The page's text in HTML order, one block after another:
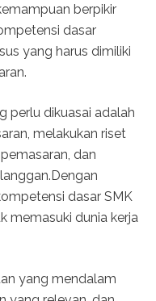
berpikir
dasar
yang harus dimiliki
perlu dikuasai adalah
melakukan riset
dan
dasar SMK
memasuki dunia kerja
yang mendalam